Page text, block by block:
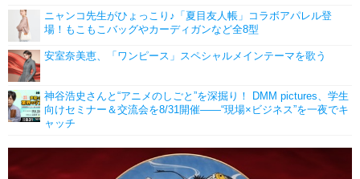
ニャンコ先生がひょっこり♪「夏目友人帳」コラボアパレル登
場！もこもこバッグやカーディガンなど全8型
安室奈美恵、「ワンピース」スペシャルメインテーマを歌う
神谷浩史さんと“アニメのしごと”を深掘り！ DMM pictures、学生
向けセミナー＆交流会を8/31開催――“現場×ビジネス”を一夜でキ
ャッチ